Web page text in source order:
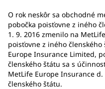
O rok neskôr sa obchodné
pobočka poisťovne z iného
1. 9. 2016 zmenilo na
poisťovne z iného
Europe Insurance Limited,
členského štátu sa s
MetLife Europe Insurance
členského štátu.